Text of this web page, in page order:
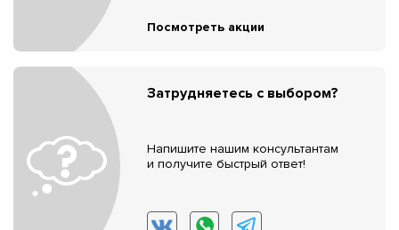
Посмотреть акции
Затрудняетесь с выбором?
Напишите нашим консультантам
и получите быстрый ответ!